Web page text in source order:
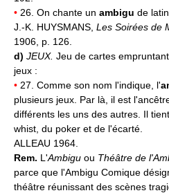
• 26. On chante un ambigu de
J.-K. HUYSMANS, Les Soirées de
1906, p. 126.
d) JEUX. Jeu de cartes
jeux :
• 27. Comme son nom l'indique, l'
plusieurs jeux. Par là, il est
différents les uns des autres. Il
whist, du poker et de l'écarté.
ALLEAU 1964.
Rem. L'Ambigu ou Théâtre de
parce que l'Ambigu Comique
théâtre réunissant des scènes